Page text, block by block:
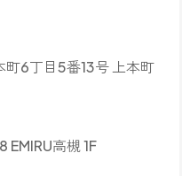
6丁目5番13号 上本町
高槻 1F